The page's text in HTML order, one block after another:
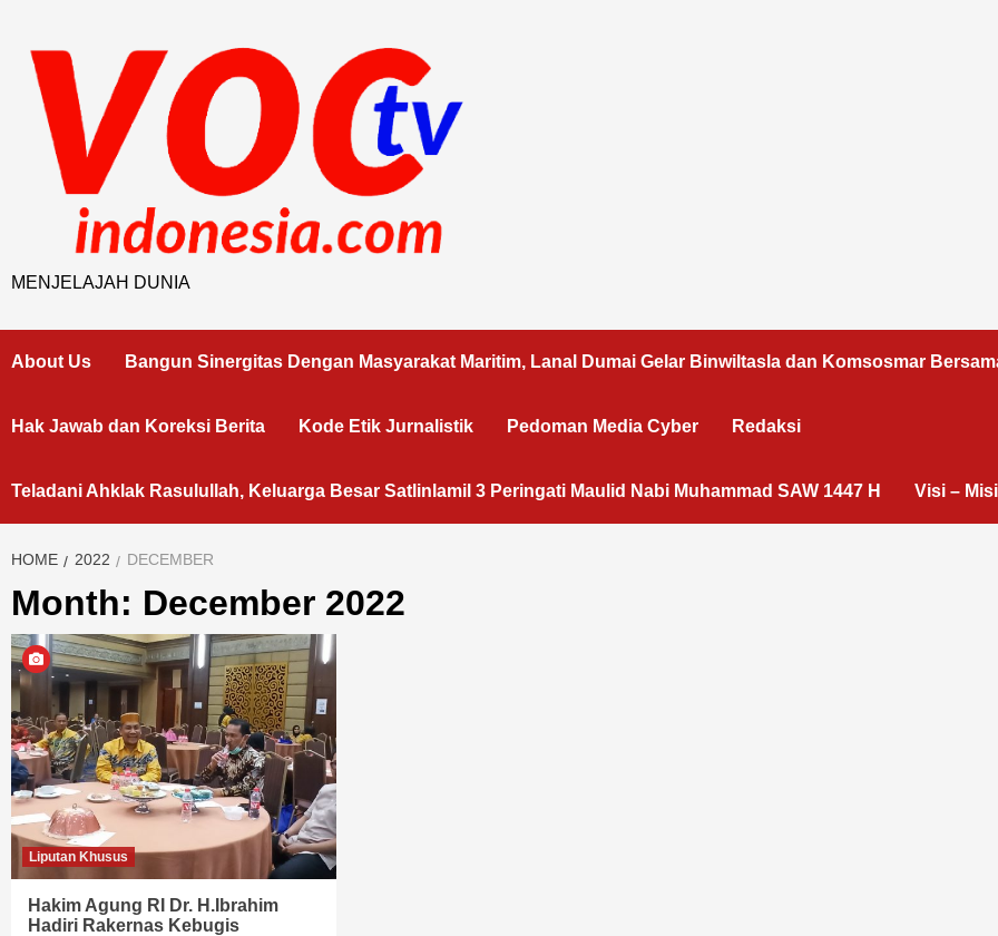
content
MENJELAJAH DUNIA
About Us Bangun Sinergitas Dengan Masyarakat Maritim, Lanal Dumai Gelar Binwiltasla dan Komsosmar
Hak Jawab dan Koreksi Berita Kode Etik Jurnalistik Pedoman Media Cyber Redaksi
Teladani Ahklak Rasulullah, Keluarga Besar Satlinlamil 3 Peringati Maulid Nabi Muhammad SAW 1447 H Visi – Misi
HOME 2022 DECEMBER
Month: December 2022
Liputan Khusus
Hakim Agung RI Dr. H.Ibrahim
Hadiri Rakernas Kebugis